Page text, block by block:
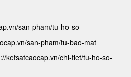
san-pham/tu-ho-so
san-pham/tu-bao-mat
ketsatcaocap.vn/chi-tiet/tu-ho-so-